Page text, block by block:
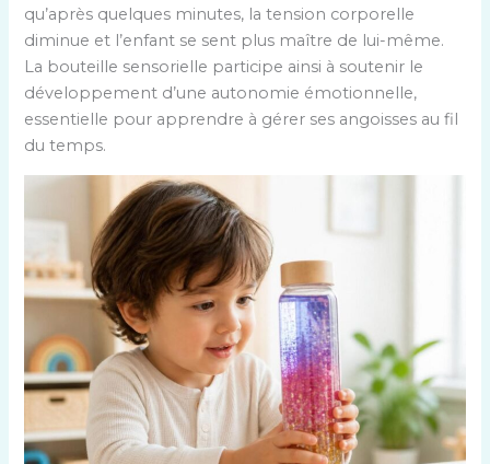
qu’après quelques minutes, la tension corporelle
diminue et l’enfant se sent plus maître de lui-même.
La bouteille sensorielle participe ainsi à soutenir le
développement d’une autonomie émotionnelle,
essentielle pour apprendre à gérer ses angoisses au fil
du temps.